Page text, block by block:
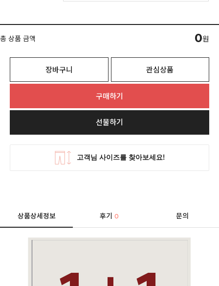
총 상품 금액 0원
장바구니 관심상품
구매하기
선물하기
상품상세정보 후기0 문의